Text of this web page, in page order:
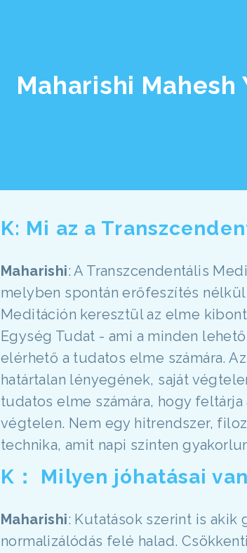
Maharishi Mahesh
K: Mi az a
Maharishi: A Transzcendentális
melyben spontán erőfeszítés nélkül
Meditáción keresztül az elme
Egység Tudat - ami a minden
elérhető a tudatos elme számára.
határtalan lényegének, saját
tudatos elme számára, hogy
végtelen. Nem egy hitrendszer,
technika, amit napi szinten
K： Milyen jóhatásai
Maharishi: Kutatások szerint is
normalizálódás felé halad.